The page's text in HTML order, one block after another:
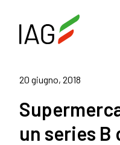
20 giugno, 2018
un series B